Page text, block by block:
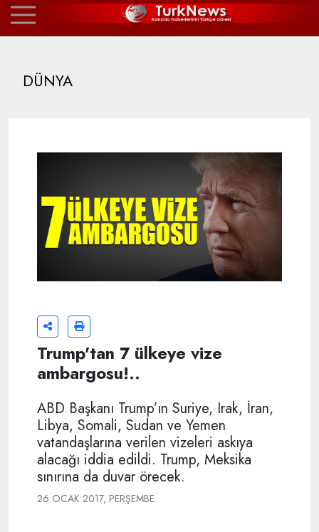
DÜNYA
Trump'tan 7 ülkeye vize
ambargosu!..
ABD Başkanı Trump’ın Suriye, Irak, İran,
Libya, Somali, Sudan ve Yemen
vatandaşlarına verilen vizeleri askıya
alacağı iddia edildi. Trump, Meksika
sınırına da duvar örecek.
26 OCAK 2017, PERŞEMBE